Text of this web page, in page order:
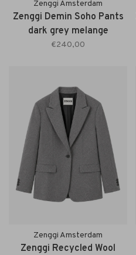
Zenggi Amsterdam
Zenggi Demin Soho Pants
dark grey melange
€240,00
Zenggi Amsterdam
Zenggi Recycled Wool